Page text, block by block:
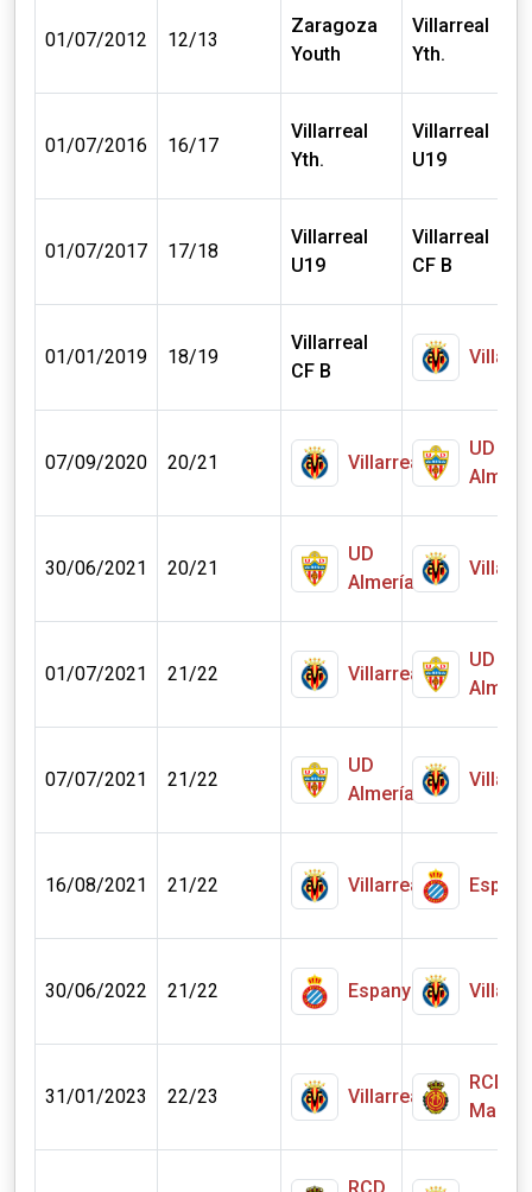
01/07/2012 12/13
Zaragoza
Youth
Villarreal
Yth.
01/07/2016 16/17
Villarreal
Yth.
Villarreal
U19
01/07/2017 17/18
Villarreal
U19
Villarreal
CF B
01/01/2019 18/19
Villarreal
CF B
07/09/2020 20/21 Villarreal
UD
30/06/2021 20/21
UD
Almería
01/07/2021 21/22 Villarreal
UD
07/07/2021 21/22
UD
Almería
16/08/2021 21/22 Villarreal
30/06/2022 21/22 Espanyol
31/01/2023 22/23 Villarreal
RCD